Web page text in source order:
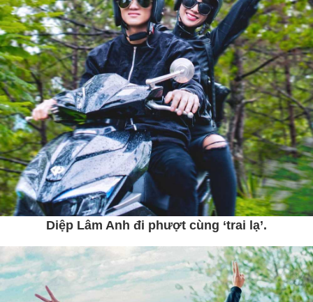
Diệp Lâm Anh đi phượt cùng ‘trai lạ’.